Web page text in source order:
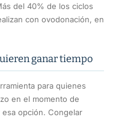
del 40% de los ciclos
con ovodonación, en
ganar tiempo
para quienes
en el momento de
opción. Congelar